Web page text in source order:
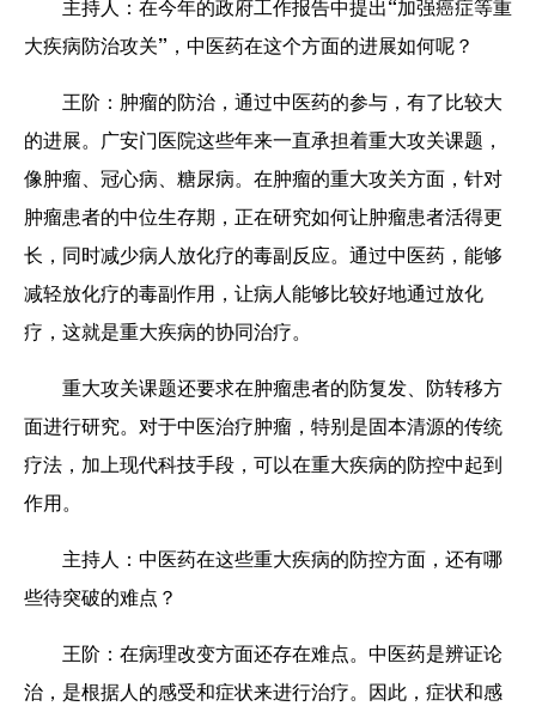
主持人：在今年的政府工作报告中提出“加强癌症等重
大疾病防治攻关”，中医药在这个方面的进展如何呢？
王阶： 肿瘤的防治，通过中医药的参与，有了比较大
的进展。广安门医院这些年来一直承担着重大攻关课题，
像肿瘤、冠心病、糖尿病。在肿瘤的重大攻关方面，针对
肿瘤患者的中位生存期，正在研究如何让肿瘤患者活得更
长，同时减少病人放化疗的毒副反应。通过中医药，能够
减轻放化疗的毒副作用，让病人能够比较好地通过放化
疗，这就是重大疾病的协同治疗。
重大攻关课题还要求在肿瘤患者的防复发、防转移方
面进行研究。对于中医治疗肿瘤，特别是固本清源的传统
疗法，加上现代科技手段，可以在重大疾病的防控中起到
作用。
主持人：中医药在这些重大疾病的防控方面，还有哪
些待突破的难点？
王阶： 在病理改变方面还存在难点。中医药是辨证论
治，是根据人的感受和症状来进行治疗。因此，症状和感